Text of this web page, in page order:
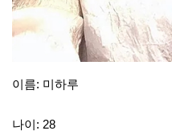
이름: 미하루
나이: 28